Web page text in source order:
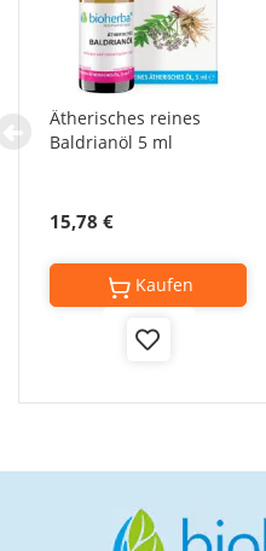
Ätherisches reines
Baldrianöl 5 ml
15,78 €
Add
Kaufen